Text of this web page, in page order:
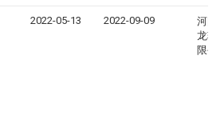
2022-05-13 2022-09-09
河间
龙轨
限公